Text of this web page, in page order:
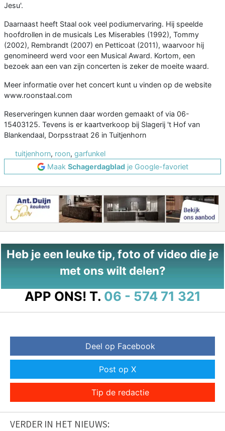
Jesu'.
Daarnaast heeft Staal ook veel podiumervaring. Hij speelde
hoofdrollen in de musicals Les Miserables (1992), Tommy
(2002), Rembrandt (2007) en Petticoat (2011), waarvoor hij
genomineerd werd voor een Musical Award. Kortom, een
bezoek aan een van zijn concerten is zeker de moeite waard.
Meer informatie over het concert kunt u vinden op de website
www.roonstaal.com
Reserveringen kunnen daar worden gemaakt of via 06-
15403125. Tevens is er kaartverkoop bij Slagerij 't Hof van
Blankendaal, Dorpsstraat 26 in Tuitjenhorn
tuitjenhorn, roon, garfunkel
Maak Schagerdagbladje Google-favoriet
Heb je een leuke tip, foto of video die je
met ons wilt delen?
APP ONS! T. 06 - 574 71 321
Deel op Facebook
Post op X
Tip de redactie
VERDER IN HET NIEUWS: